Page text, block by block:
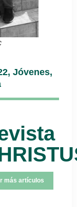
, Jóvenes,
más artículos